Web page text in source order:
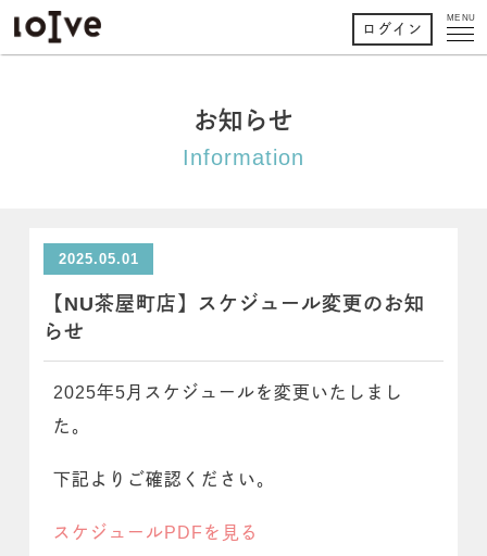
MENU
ログイン
お知らせ
Information
2025.05.01
【NU茶屋町店】スケジュール変更のお知
らせ
2025年5月スケジュールを変更いたしまし
た。
下記よりご確認ください。
スケジュールPDFを見る